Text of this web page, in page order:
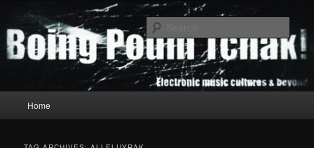
primary
content
secondary
contentBoing Poum Tchak!
Home